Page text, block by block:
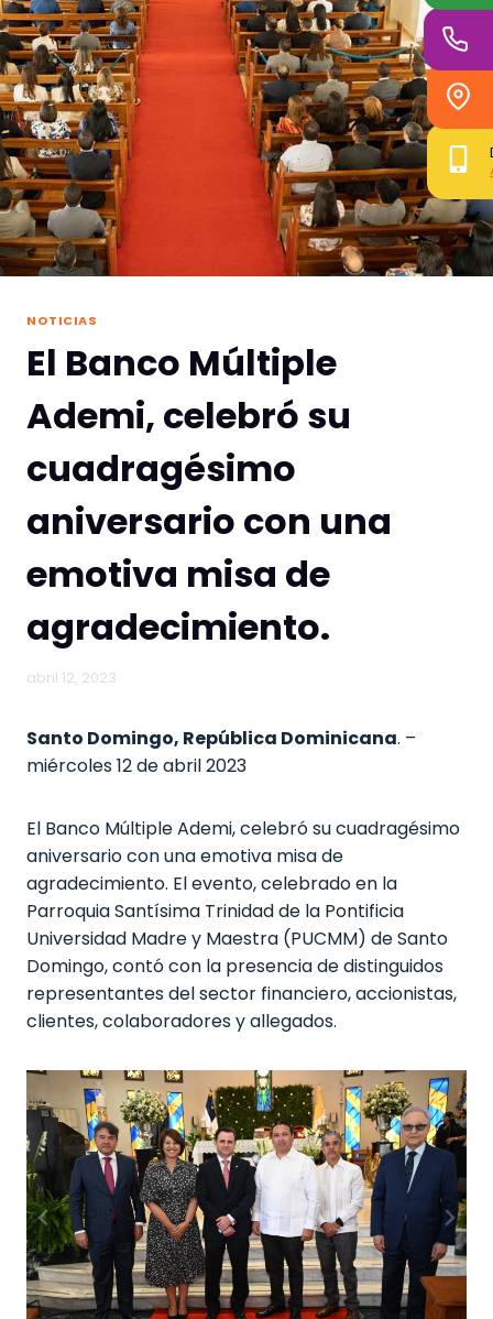
NOTICIAS
El Banco Múltiple
Ademi, celebró su
cuadragésimo
aniversario con una
emotiva misa de
agradecimiento.
abril 12, 2023
Santo Domingo, República Dominicana. –
miércoles 12 de abril 2023
El Banco Múltiple Ademi, celebró su cuadragésimo
aniversario con una emotiva misa de
agradecimiento. El evento, celebrado en la
Parroquia Santísima Trinidad de la Pontificia
Universidad Madre y Maestra (PUCMM) de Santo
Domingo, contó con la presencia de distinguidos
representantes del sector financiero, accionistas,
clientes, colaboradores y allegados.